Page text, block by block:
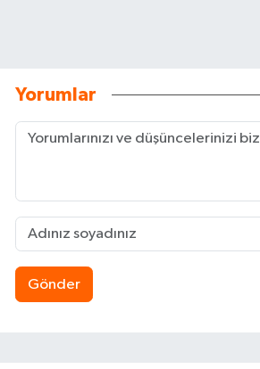
Yorumlar
Gönder